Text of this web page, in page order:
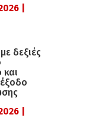
|
δεξιές
και
|